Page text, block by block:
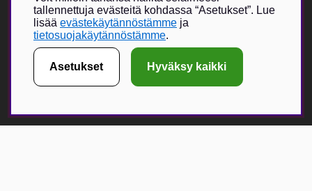
ainutlaatuisesti suunniteltu myymälä, jossa painopiste on
uniikeissa tuotteissa. Vildmarken on jo vuodesta 2015 lähtien
tarjonnut lukijoilleen ja seuraajilleen mahdollisuuden tilata
vaatteita, lippiksiä ja muita asusteita.
Verkkokauppa on kasvanut erittäin suosituksi, ja fyysisen
myymälän myötä toivomme voivamme tarjota entistä suuremman
tallennettuja evästeitä kohdassa “Asetukset”. Lue
lisää evästekäytännöstämme ja
tietosuojakäytännöstämme.
Asetukset Hyväksy kaikki